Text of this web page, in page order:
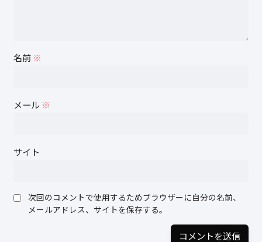
名前 ※
メール ※
サイト
次回のコメントで使用するためブラウザーに自分の名前、
メールアドレス、サイトを保存する。